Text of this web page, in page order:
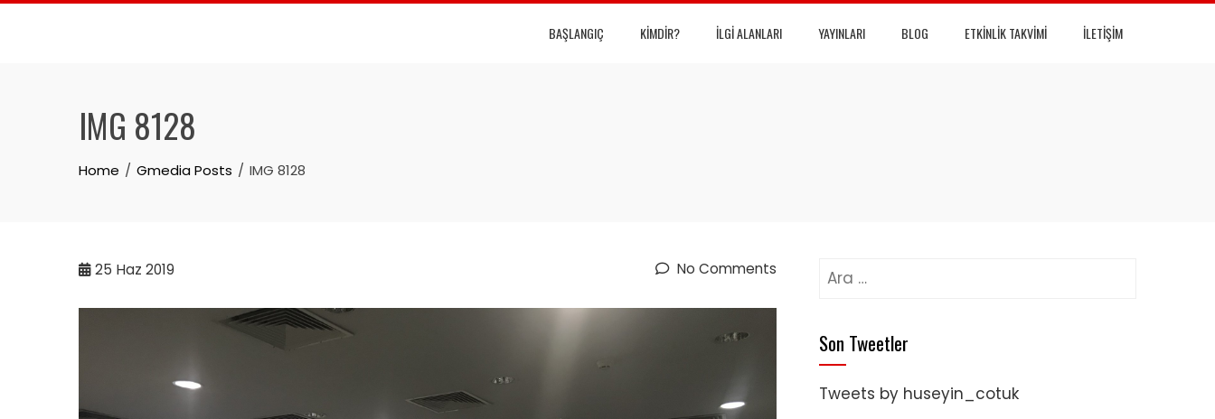
Skip
BAŞLANGIÇ KIMDIR? İLGI ALANLARI YAYINLARI BLOG ETKINLIK TAKVIMI İLETIŞIM
IMG 8128
Home Gmedia Posts IMG 8128
25 Haz 2019 No Comments Arama:
Son Tweetler
Tweets by huseyin_cotuk